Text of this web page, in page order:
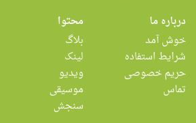
درباره ما
خوش آمد
شرایط استفاده
حریم خصوصی
تماس
محتوا
بلاگ
لینک
ویدیو
موسیقی
سنجش